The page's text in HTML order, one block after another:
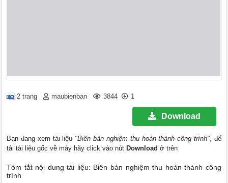
2 trang maubienban 3844 1
Download
Bạn đang xem tài liệu "Biên bản nghiệm thu hoàn thành công trình", để
tải tài liệu gốc về máy hãy click vào nút Download ở trên
Tóm tắt nội dung tài liệu: Biên bản nghiệm thu hoàn thành công
trình